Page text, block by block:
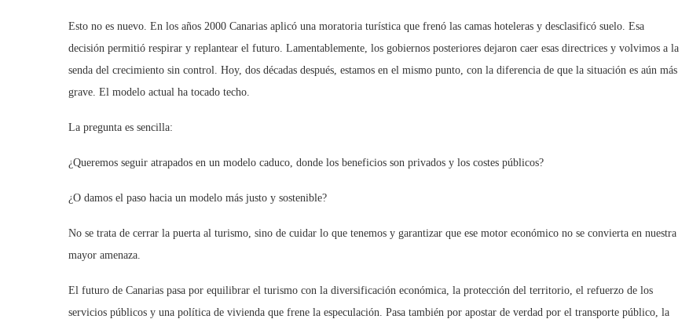
Esto no es nuevo. En los años 2000 Canarias aplicó una moratoria turística que frenó las camas hoteleras y desclasificó suelo. Esa
decisión permitió respirar y replantear el futuro. Lamentablemente, los gobiernos posteriores dejaron caer esas directrices y volvimos a la
senda del crecimiento sin control. Hoy, dos décadas después, estamos en el mismo punto, con la diferencia de que la situación es aún más
grave. El modelo actual ha tocado techo.
La pregunta es sencilla:
¿Queremos seguir atrapados en un modelo caduco, donde los beneficios son privados y los costes públicos?
¿O damos el paso hacia un modelo más justo y sostenible?
No se trata de cerrar la puerta al turismo, sino de cuidar lo que tenemos y garantizar que ese motor económico no se convierta en nuestra
mayor amenaza.
El futuro de Canarias pasa por equilibrar el turismo con la diversificación económica, la protección del territorio, el refuerzo de los
servicios públicos y una política de vivienda que frene la especulación. Pasa también por apostar de verdad por el transporte público, la